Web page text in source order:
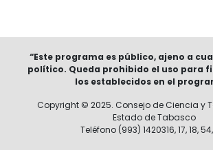
“Este programa es público, ajeno a
político. Queda prohibido el uso para
los establecidos en el
Copyright © 2025. Consejo de Ciencia y
Estado de Tabasco
Teléfono (993) 1420316, 17, 18,